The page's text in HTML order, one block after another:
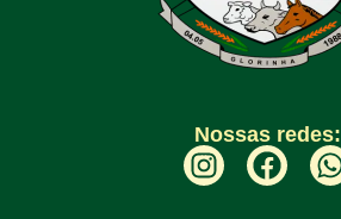
Nossas redes: